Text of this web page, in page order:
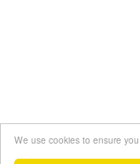
We use cookies to ensure